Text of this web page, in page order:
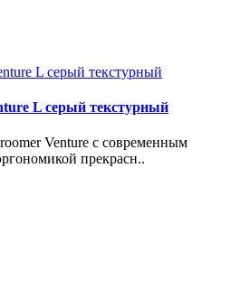
L серый текстурный
Venture с современным
прекрасн..